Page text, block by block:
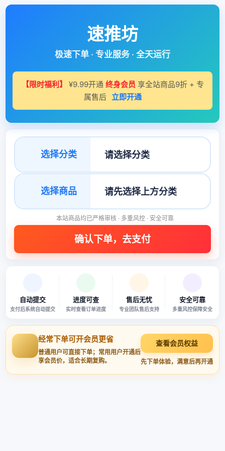
速推坊
极速下单 · 专业服务 · 全天运行
【限时福利】 ¥9.99开通 终身会员 享全站商品9折 + 专
属售后 立即开通
选择分类
选择商品
本站商品均已严格审核 · 多重风控 · 安全可靠
自动提交
支付后系统自动提交
进度可查
实时查看订单进度
售后无忧
专业团队售后支持
安全可靠
多重风控保障安全
经常下单可开会员更省
普通用户可直接下单；常用用户开通后
享会员价，适合长期复购。
查看会员权益
先下单体验，满意后再开通